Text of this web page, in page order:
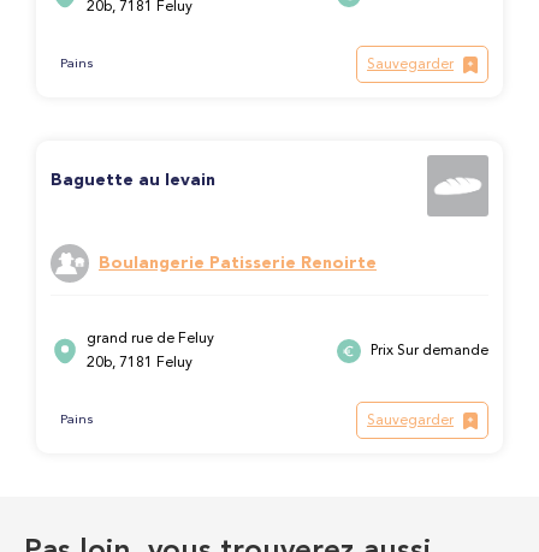
20b, 7181 Feluy
Pains Sauvegarder
Baguette au levain
Boulangerie Patisserie Renoirte
grand rue de Feluy
20b, 7181 Feluy
Prix Sur demande
Pains Sauvegarder